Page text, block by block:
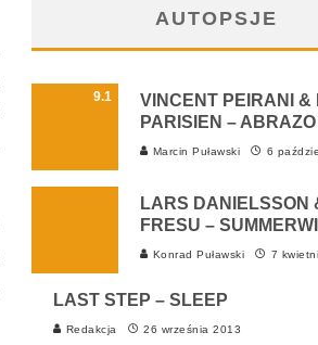
AUTOPSJE
9.1
VINCENT PEIRANI &
PARISIEN – ABRAZO
Marcin Puławski 6
LARS DANIELSSON
FRESU –
Konrad Puławski 7
LAST STEP – SLEEP
Redakcja 26 września 2013